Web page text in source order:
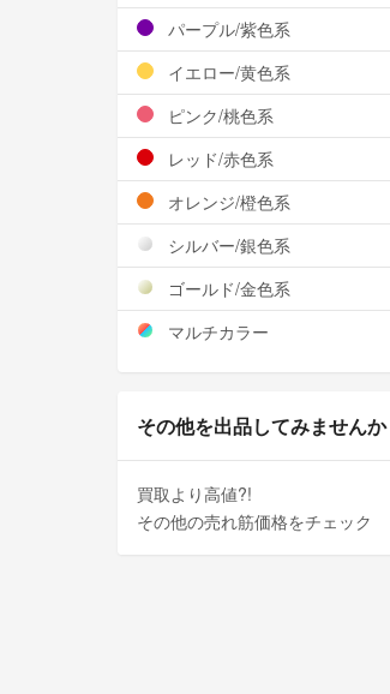
パープル/紫色系
イエロー/黄色系
ピンク/桃色系
レッド/赤色系
オレンジ/橙色系
シルバー/銀色系
ゴールド/金色系
マルチカラー
その他を出品してみませんか
買取より高値?!
その他の売れ筋価格をチェック